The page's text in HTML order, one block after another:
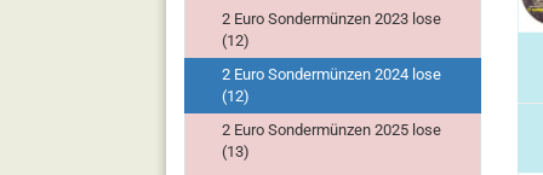
2 Euro Sondermünzen 2023 lose
(12)
2 Euro Sondermünzen 2024 lose
(12)
2 Euro Sondermünzen 2025 lose
(13)